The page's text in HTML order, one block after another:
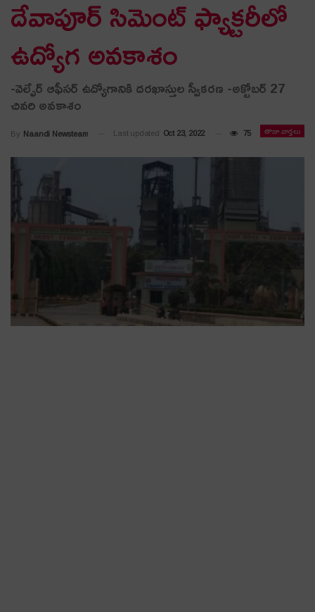
దేవాపూర్ సిమెంట్ ఫ్యాక్టరీలో
ఉద్యోగ అవకాశం
-వెల్ఫేర్ ఆఫీసర్ ఉద్యోగానికి దరఖాస్తుల స్వీకరణ -అక్టోబర్ 27
చివరి అవకాశం
తాజా వార్తలు
By Naandi Newsteam Last updated Oct 23, 2022 75